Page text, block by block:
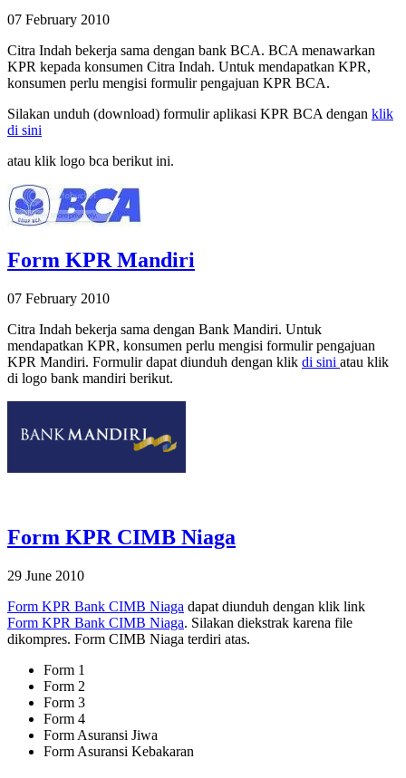
07 February 2010
Citra Indah bekerja sama dengan bank BCA. BCA menawarkan
KPR kepada konsumen Citra Indah. Untuk mendapatkan KPR,
konsumen perlu mengisi formulir pengajuan KPR BCA.
Silakan unduh (download) formulir aplikasi KPR BCA dengan klik
di sini
atau klik logo bca berikut ini.
Form KPR Mandiri
07 February 2010
Citra Indah bekerja sama dengan Bank Mandiri. Untuk
mendapatkan KPR, konsumen perlu mengisi formulir pengajuan
KPR Mandiri. Formulir dapat diunduh dengan klik di sini atau klik
di logo bank mandiri berikut.
Form KPR CIMB Niaga
29 June 2010
Form KPR Bank CIMB Niaga dapat diunduh dengan klik link
Form KPR Bank CIMB Niaga. Silakan diekstrak karena file
dikompres. Form CIMB Niaga terdiri atas.
Form 1
Form 2
Form 3
Form 4
Form Asuransi Jiwa
Form Asuransi Kebakaran